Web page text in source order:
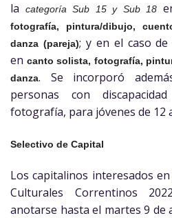
la
categoría Sub 15 y Sub 18
fotografía, pintura/dibujo,
danza (pareja); y en el caso
en canto solista, fotografía,
danza. Se incorporó
personas con
fotografía, para jóvenes de 12
Selectivo de Capital
Los capitalinos interesados
Culturales Correntinos
anotarse hasta el martes 9 de